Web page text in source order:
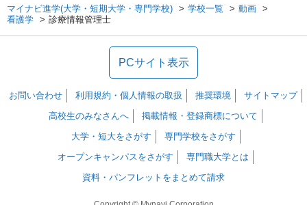
マイナビ進学(大学・短期大学・専門学校) 学校一覧
動画
看護学
診療情報管理士
PCサイト表示
お問い合わせ 利用規約・個人情報の取扱 推奨環境
サイトマップ
高校生のみなさんへ
掲載情報・登録商標について
大学・短大をさがす
専門学校をさがす
オープンキャンパスをさがす
専門職大学とは
資料・パンフレットをまとめて請求